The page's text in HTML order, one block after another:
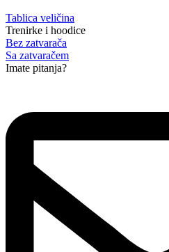
Tablica veličina
Trenirke i hoodice
Bez zatvarača
Sa zatvaračem
Imate pitanja?